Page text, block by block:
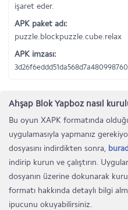
işaret eder.
APK paket adı:
puzzle.blockpuzzle.cube.relax
APK imzası:
Ahşap Blok Yapboz nasıl
Bu oyun XAPK formatında
uygulamasıyla yapmanız
dosyasını indirdikten sonra,
indirip kurun ve çalıştırın.
dosyanın üzerine dokunarak
formatı hakkında detaylı bilgi
ipucunu okuyabilirsiniz.